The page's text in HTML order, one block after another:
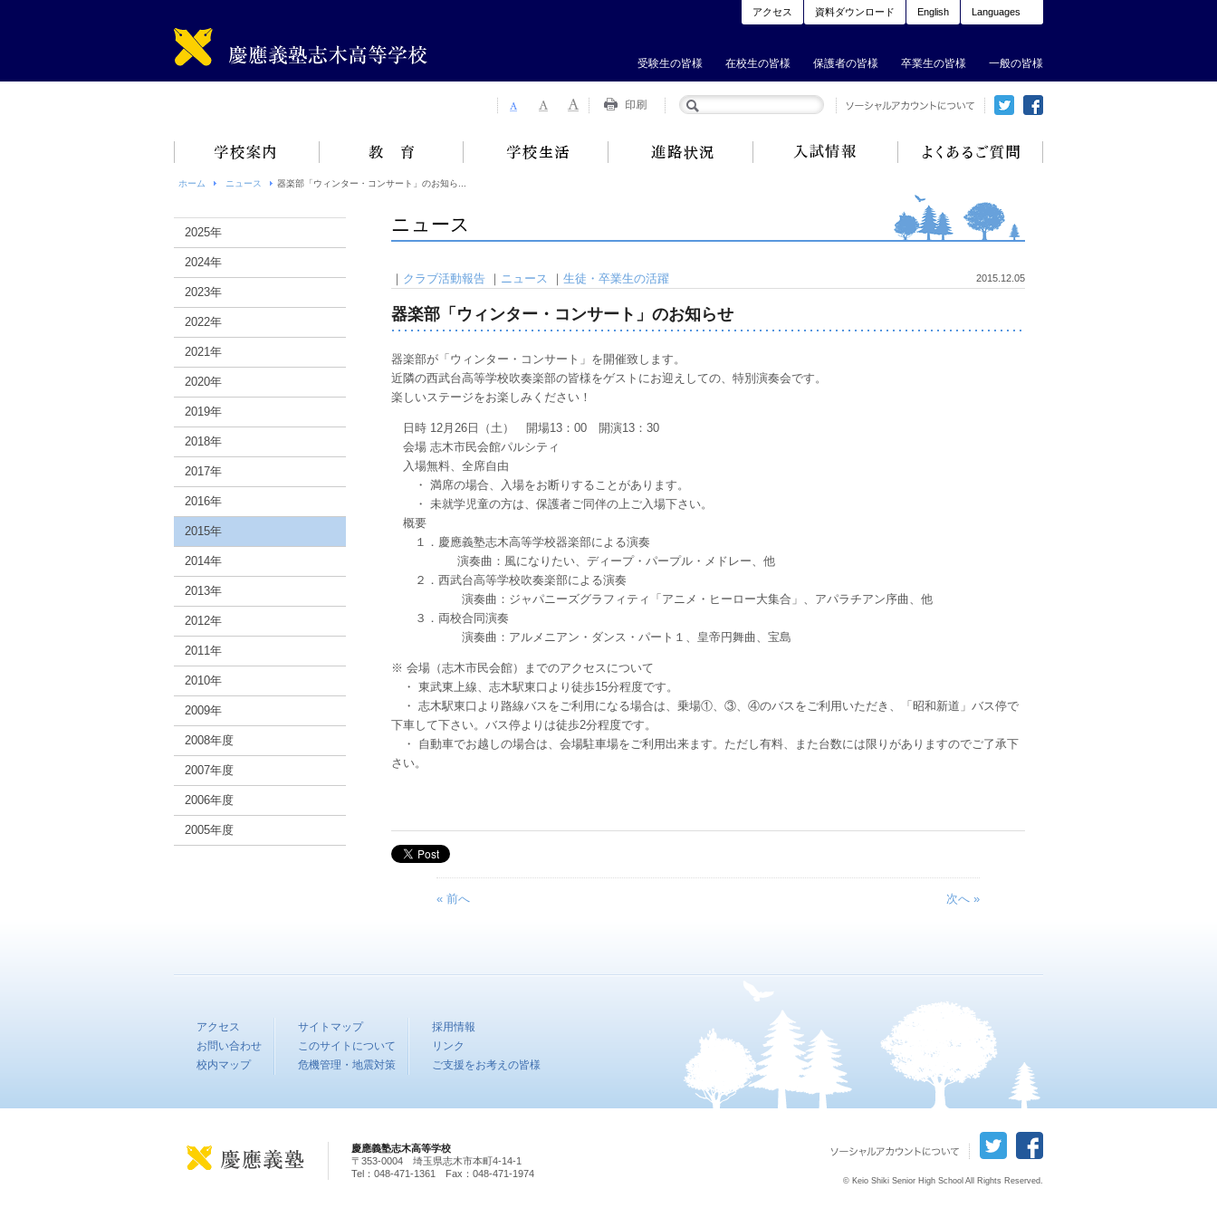
受験生の皆様 在校生の皆様 保護者の皆様 卒業生の皆様 一般の皆様
アクセス 資料ダウンロード English Languages
ホーム ニュース 器楽部「ウィンター・コンサート」のお知ら...
ニュース
2015.12.05
｜ クラブ活動報告 ｜ ニュース ｜ 生徒・卒業生の活躍
器楽部「ウィンター・コンサート」のお知らせ
器楽部が「ウィンター・コンサート」を開催致します。
近隣の西武台高等学校吹奏楽部の皆様をゲストにお迎えしての、特別演奏会です。
楽しいステージをお楽しみください！
日時 12月26日（土） 開場13：00 開演13：30
会場 志木市民会館パルシティ
入場無料、全席自由
・ 満席の場合、入場をお断りすることがあります。
・ 未就学児童の方は、保護者ご同伴の上ご入場下さい。
概要
１．慶應義塾志木高等学校器楽部による演奏
演奏曲：風になりたい、ディープ・パープル・メドレー、他
２．西武台高等学校吹奏楽部による演奏
演奏曲：ジャパニーズグラフィティ「アニメ・ヒーロー大集合」、アパラチアン序曲、他
３．両校合同演奏
演奏曲：アルメニアン・ダンス・パート１、皇帝円舞曲、宝島
※ 会場（志木市民会館）までのアクセスについて
・ 東武東上線、志木駅東口より徒歩15分程度です。
・ 志木駅東口より路線バスをご利用になる場合は、乗場①、③、④のバスをご利用いただき、「昭和新道」バス停で
下車して下さい。バス停よりは徒歩2分程度です。
・ 自動車でお越しの場合は、会場駐車場をご利用出来ます。ただし有料、また台数には限りがありますのでご了承下
さい。
« 前へ 次へ »
2025年
2024年
2023年
2022年
2021年
2020年
2019年
2018年
2017年
2016年
2015年
2014年
2013年
2012年
2011年
2010年
2009年
2008年度
2007年度
2006年度
2005年度
アクセス
お問い合わせ
校内マップ
サイトマップ
このサイトについて
危機管理・地震対策
採用情報
リンク
ご支援をお考えの皆様
慶應義塾志木高等学校
〒353-0004 埼玉県志木市本町4-14-1
Tel：048-471-1361 Fax：048-471-1974
© Keio Shiki Senior High School All Rights Reserved.